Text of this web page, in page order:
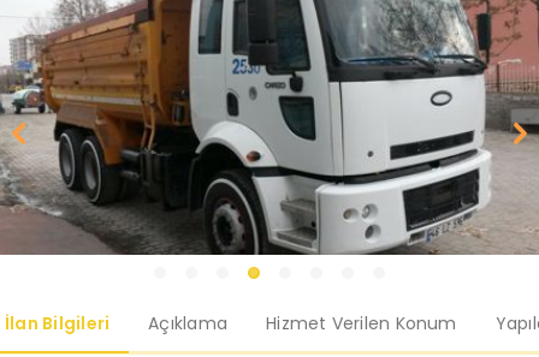
İlan Bilgileri Açıklama Hizmet Verilen Konum